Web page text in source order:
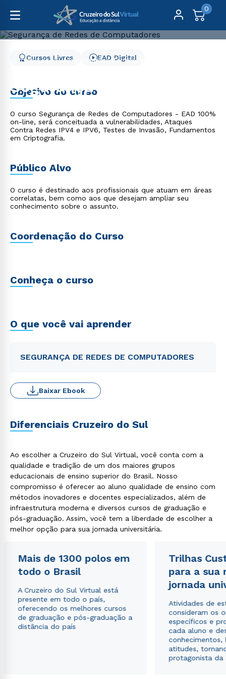
0
Cursos Livres
Engenharia e Tecnologia
Segurança de Redes de
Computadores
Cursos Livres EAD Digital
Objetivo do curso
O curso Segurança de Redes de Computadores - EAD 100%
on-line, será conceituada a vulnerabilidades, Ataques
Contra Redes IPV4 e IPV6, Testes de Invasão, Fundamentos
em Criptografia.
Público Alvo
O curso é destinado aos profissionais que atuam em áreas
correlatas, bem como aos que desejam ampliar seu
conhecimento sobre o assunto.
Coordenação do Curso
Conheça o curso
O que você vai aprender
SEGURANÇA DE REDES DE COMPUTADORES
Baixar Ebook
Diferenciais Cruzeiro do Sul
Ao escolher a Cruzeiro do Sul Virtual, você conta com a
qualidade e tradição de um dos maiores grupos
educacionais de ensino superior do Brasil. Nosso
compromisso é oferecer ao aluno qualidade de ensino com
métodos inovadores e docentes especializados, além de
infraestrutura moderna e diversos cursos de graduação e
pós-graduação. Assim, você tem a liberdade de escolher a
melhor opção para sua jornada universitária.
Mais de 1300 polos em
todo o Brasil
A Cruzeiro do Sul Virtual está
presente em todo o país,
oferecendo os melhores cursos
de graduação e pós-graduação a
distância do país
Trilhas
para a sua
jornada
Atividades de
consideram os
específicos e
cada aluno e
conhecimentos,
atitudes,
protagonista da